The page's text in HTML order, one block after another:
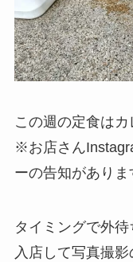
この週の定食はカ
※お店さん
ーの告知がありま
タイミングで外待
入店して写真撮